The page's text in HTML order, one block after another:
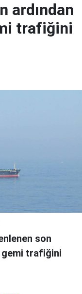
ardından
trafiğini
son
gemi trafiğini